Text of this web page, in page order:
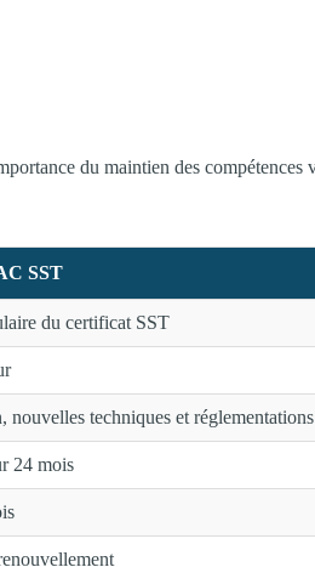
du maintien des
SST
du certificat SST
nouvelles techniques et réglementations
24 mois